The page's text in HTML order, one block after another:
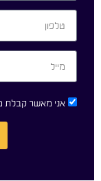
אני מאשר קבלת